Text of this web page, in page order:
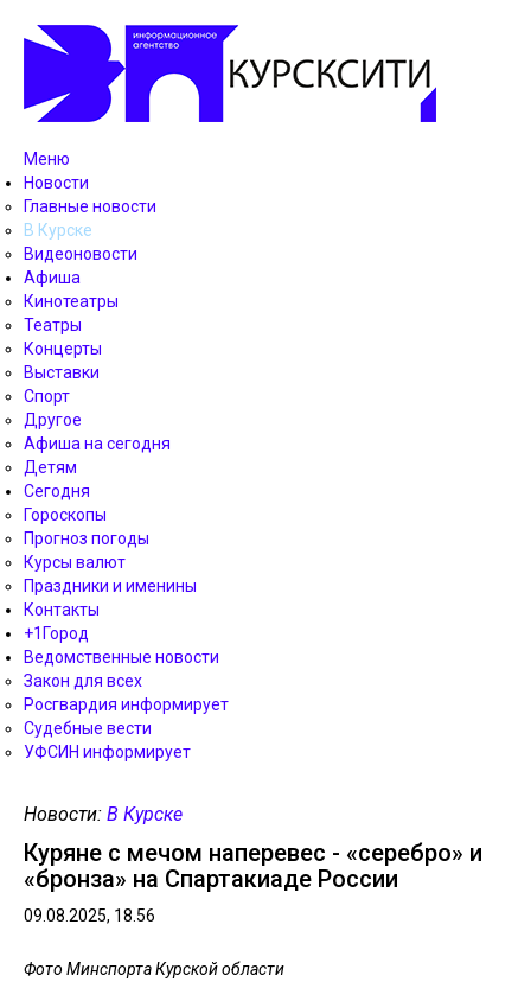
Меню
Новости
Главные новости
В Курске
Видеоновости
Афиша
Кинотеатры
Театры
Концерты
Выставки
Спорт
Другое
Афиша на сегодня
Детям
Сегодня
Гороскопы
Прогноз погоды
Курсы валют
Праздники и именины
Контакты
+1Город
Ведомственные новости
Закон для всех
Росгвардия информирует
Судебные вести
УФСИН информирует
Новости: В Курске
Куряне с мечом наперевес - «серебро» и
«бронза» на Спартакиаде России
09.08.2025, 18.56
Фото Минспорта Курской области